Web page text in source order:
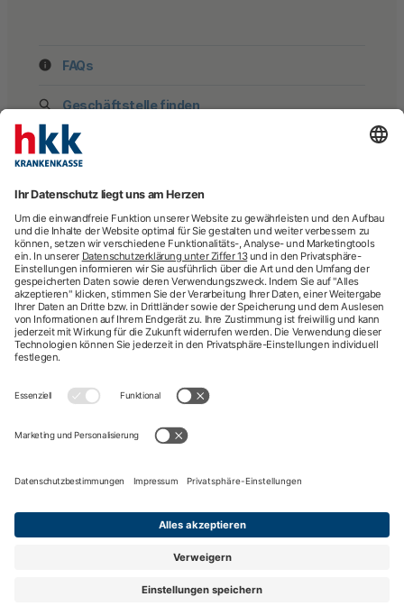
FAQs
Geschäftstelle finden
hkk Krankenkasse
28185 Bremen
Beratung
Newsletter
Mehr Kontaktdaten
Arztsuche
Arzttermin-Service
ICD-Diagnosesuche
Krankenhaussuche
Sporttelefon
Impressum
Nutzungsbedingungen
Datenschutzbestimmungen
Barrierefreiheit
Privatsphäre-Einstellungen